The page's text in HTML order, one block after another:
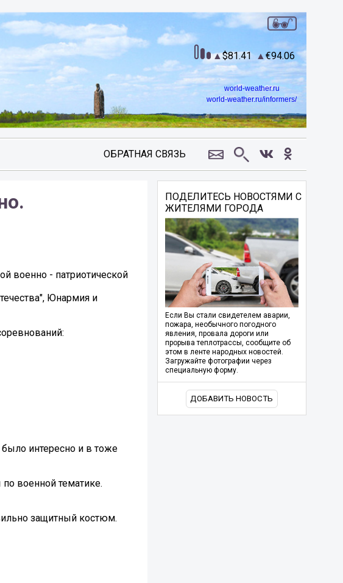
81.41 94.06
world-weather.ru
world-weather.ru/informers/
ОБРАТНАЯ СВЯЗЬ
военно - патриотической
Юнармия и
было интересно и в тоже
военной тематике.
защитный костюм.
ПОДЕЛИТЕСЬ НОВОСТЯМИ С
ЖИТЕЛЯМИ ГОРОДА
Если Вы стали свидетелем аварии,
пожара, необычного погодного
явления, провала дороги или
прорыва теплотрассы, сообщите об
этом в ленте народных новостей.
Загружайте фотографии через
специальную форму.
ДОБАВИТЬ НОВОСТЬ